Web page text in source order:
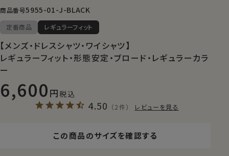
商品番号5955-01-J-BLACK
定番商品 レギュラーフィット
【メンズ・ドレスシャツ・ワイシャツ】
レギュラーフィット・形態安定・ブロード・レギュラーカラ
ー
6,600 税込
4.50 （2件） レビューを見る
この商品のサイズを確認する